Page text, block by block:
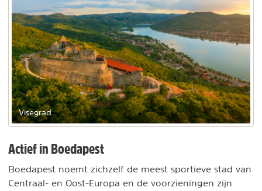
Viségrad
Actief in Boedapest
Boedapest noemt zichzelf de meest sportieve stad van
Centraal- en Oost-Europa en de voorzieningen zijn